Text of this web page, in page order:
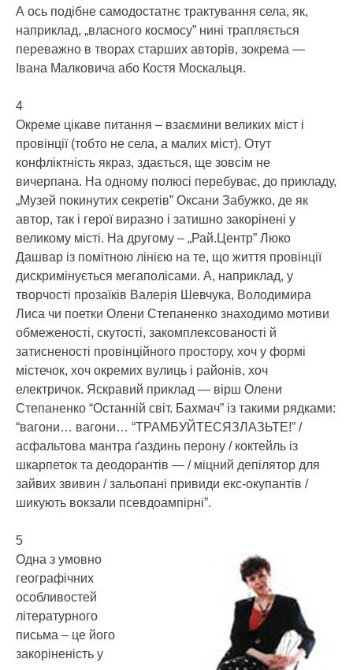
А ось подібне самодостатнє трактування села, як,
наприклад, „власного космосу” нині трапляється
переважно в творах старших авторів, зокрема —
Івана Малковича або Костя Москальця.
4
Окреме цікаве питання – взаємини великих міст і
провінції (тобто не села, а малих міст). Отут
конфліктність якраз, здається, ще зовсім не
вичерпана. На одному полюсі перебуває, до прикладу,
„Музей покинутих секретів” Оксани Забужко, де як
автор, так і герої виразно і затишно закорінені у
великому місті. На другому – „Рай.Центр” Люко
Дашвар із помітною лінією на те, що життя провінції
дискримінується мегаполісами. А, наприклад, у
творчості прозаїків Валерія Шевчука, Володимира
Лиса чи поетки Олени Степаненко знаходимо мотиви
обмеженості, скутості, закомплексованості й
затисненості провінційного простору, хоч у формі
містечок, хоч окремих вулиць і районів, хоч
електричок. Яскравий приклад — вірш Олени
Степаненко “Останній світ. Бахмач” із такими рядками:
“вагони… вагони… “ТРАМБУЙТЕСЯЗЛАЗЬТЕ!” /
асфальтова мантра ґаздинь перону / коктейль із
шкарпеток та деодорантів — / міцний депілятор для
зайвих звивин / зальопані привиди екс-окупантів /
шикують вокзали псевдоампірні”.
5
Одна з умовно
географічних
особливостей
літературного
письма – це його
закоріненість у